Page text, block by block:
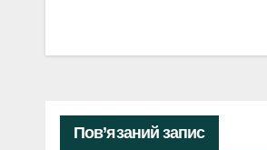
Пов’язаний запис